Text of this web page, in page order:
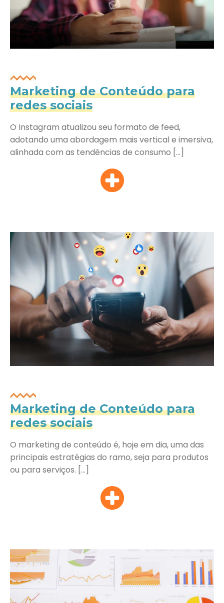
Marketing de Conteúdo para
redes sociais
O Instagram atualizou seu formato de feed,
adotando uma abordagem mais vertical e imersiva,
alinhada com as tendências de consumo […]
Marketing de Conteúdo para
redes sociais
O marketing de conteúdo é, hoje em dia, uma das
principais estratégias do ramo, seja para produtos
ou para serviços. […]